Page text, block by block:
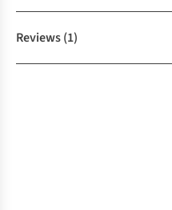
Reviews(1)